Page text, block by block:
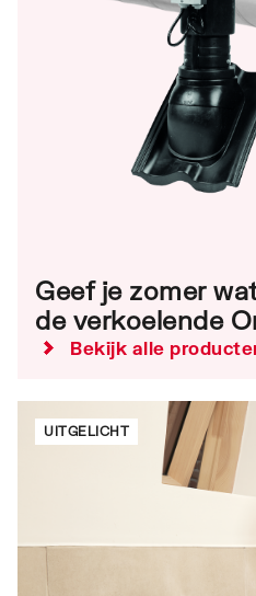
Geef je zomer
de verkoelende
Bekijk alle
UITGELICHT